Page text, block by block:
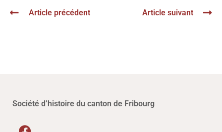
Article précédent Article suivant
Société d’histoire du canton de Fribourg